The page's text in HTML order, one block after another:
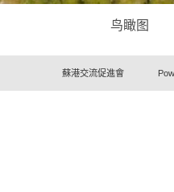
鸟瞰图
蘇港交流促進會